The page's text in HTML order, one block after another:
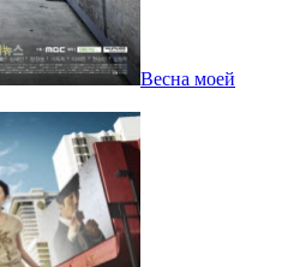
Весна моей